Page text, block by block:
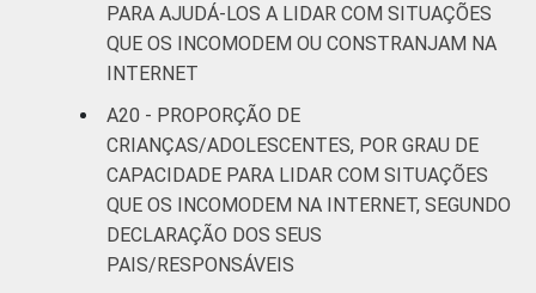
PARA AJUDÁ-LOS A LIDAR COM SITUAÇÕES
QUE OS INCOMODEM OU CONSTRANJAM NA
INTERNET
A20 - PROPORÇÃO DE
CRIANÇAS/ADOLESCENTES, POR GRAU DE
CAPACIDADE PARA LIDAR COM SITUAÇÕES
QUE OS INCOMODEM NA INTERNET, SEGUNDO
DECLARAÇÃO DOS SEUS
PAIS/RESPONSÁVEIS